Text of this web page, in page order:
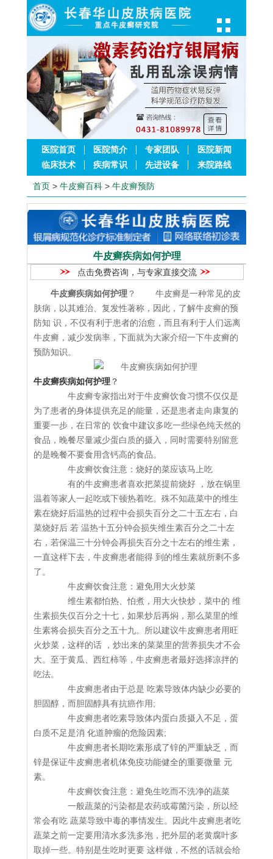
医院首页 医院简介 专家团队
医院新闻
临床技术
疾病常识 先进设备 来院路线
首页 > 牛皮癣百科 > 牛皮癣预防
牛皮癣疾病如何护理
点击免费咨询，与专家直接交流
牛皮癣疾病如何护理 ？ 牛皮癣是一种常见的皮
肤病，以其难治、复发性著称，因此，了解牛皮癣的预
防知 识，不仅有利于患者的治愈，而且有利于人们远离
牛皮癣，减少发病率，下面就为大家介绍一下牛皮癣的
预防知识。
牛皮癣疾病如何护理 ？
牛皮癣专家指出对于牛皮癣饮食习惯不仅仅是
为了患者的身体提供充足的能量，还是患者走向康复的
重要一步，在日常的 饮食中建议多吃一些绿色纯天然的
食品，晚餐尽量减少蛋白质的摄入，同时需要特别留意
的是晚餐不要食用含钙高的食品。
牛皮癣饮食注意：烧好的菜应该马上吃
有的牛皮癣患者喜欢把菜提前烧好 ，放在锅里
温着等家人一起吃或下顿热着吃。殊不知蔬菜中的维生
素在烧好后温热的过程中会损失百分之二十五左右，白
菜烧好后 若 温热十五分钟会损失维生素百分之二十左
右，若保温三十分钟会再损失百分之十左右的维生素，
一直这样下去，牛皮癣患者能得 到的维生素就所剩不多
了。
牛皮癣饮食注意：避免用大火炒菜
维生素都怕热、怕煮，用大火快炒，菜中的 维
生素损失仅百分之十七，如果炒后再焖，那么菜里的维
生素将会损失百分之五十九。所以建议牛皮癣患者用旺
火炒菜，这样的话 ，炒出来的菜菜里的营养损失才不会
大。至于黄瓜、西红柿等，牛皮癣患者最好选择凉拌的
吃法。
牛皮癣患者由于总是 吃素导致体内缺少必要的
胆固醇，而胆固醇具有抗癌作用;
牛皮癣患者吃素导致体内蛋白质摄入不足，蛋
白质不足是消 化道肿瘤的危险因素;
牛皮癣患者长期吃素形成了锌的严重缺乏，而
锌是保证牛皮癣患者机体免疫功能健全的重要微量 元
素。
牛皮癣饮食注意：避免生吃而不洗净的蔬菜
一般蔬菜的污染都是农药或霉菌污染，所以经
常会有吃 蔬菜导致中毒的事情发生。因此牛皮癣患者吃
蔬菜之前一定要用清水多洗多泡，把外层的老黄腐叶多
取掉一些。特别是生吃时更要 这样做，不然的话就会给